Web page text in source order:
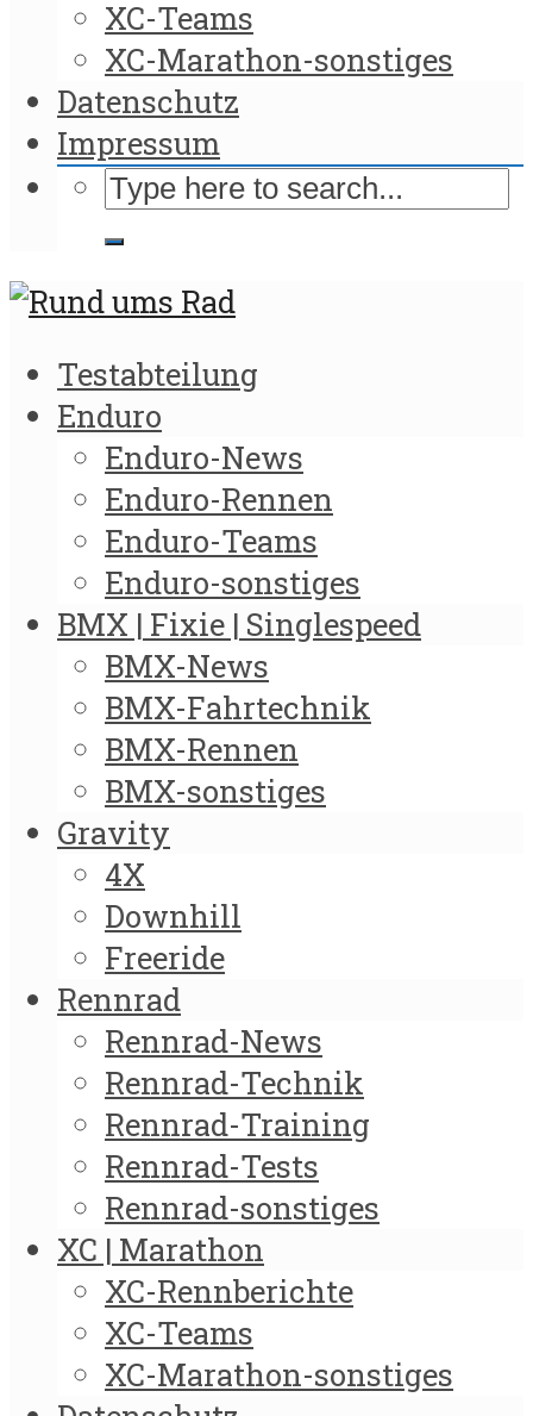
XC-Teams
XC-Marathon-sonstiges
Datenschutz
Impressum
Testabteilung
Enduro
Enduro-News
Enduro-Rennen
Enduro-Teams
Enduro-sonstiges
BMX | Fixie | Singlespeed
BMX-News
BMX-Fahrtechnik
BMX-Rennen
BMX-sonstiges
Gravity
4X
Downhill
Freeride
Rennrad
Rennrad-News
Rennrad-Technik
Rennrad-Training
Rennrad-Tests
Rennrad-sonstiges
XC | Marathon
XC-Rennberichte
XC-Teams
XC-Marathon-sonstiges